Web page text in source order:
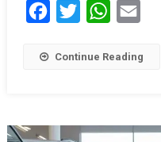
Facebook
Twitter WhatsApp
Continue Reading